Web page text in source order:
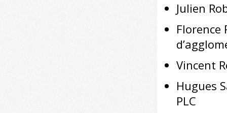
Julien
Florence
Vincent
Hugues
PLC